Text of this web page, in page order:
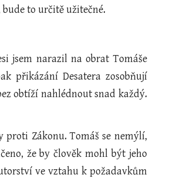
to určitě užitečné.
jsem narazil na obrat Tomáše
přikázání Desatera zosobňují
obtíží nahlédnout snad každý.
proti Zákonu. Tomáš se nemýlí,
že by člověk mohl být jeho
ve vztahu k požadavkům